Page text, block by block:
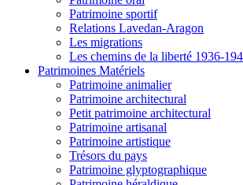
Patrimoine sportif
Relations Lavedan-Aragon
Les migrations
Les chemins de la liberté 1936-
Patrimoines Matériels
Patrimoine animalier
Patrimoine architectural
Petit patrimoine architectural
Patrimoine artisanal
Patrimoine artistique
Trésors du pays
Patrimoine glyptographique